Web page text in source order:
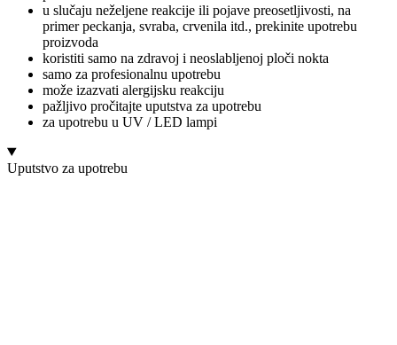
u slučaju neželjene reakcije ili pojave preosetljivosti, na
primer peckanja, svraba, crvenila itd., prekinite upotrebu
proizvoda
koristiti samo na zdravoj i neoslabljenoj ploči nokta
samo za profesionalnu upotrebu
može izazvati alergijsku reakciju
pažljivo pročitajte uputstva za upotrebu
za upotrebu u UV / LED lampi
Uputstvo za upotrebu